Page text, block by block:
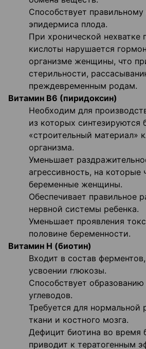
Способствует
эпидермиса плода.
При хронической нехватке
кислоты нарушается
организме женщины, что
стерильности,
преждевременным родам.
Витамин B6 (пиридоксин)
Необходим для
из которых синтезируются
«строительный материал»
организма.
Уменьшает
агрессивность, на которые
беременные женщины.
Обеспечивает правильное
нервной системы ребенка.
Уменьшает проявления
половине беременности.
Витамин Н (биотин)
Входит в состав
усвоении глюкозы.
Способствует
углеводов.
Требуется для нормальной
ткани и костного мозга.
Дефицит биотина во время
приводит к тератогенным